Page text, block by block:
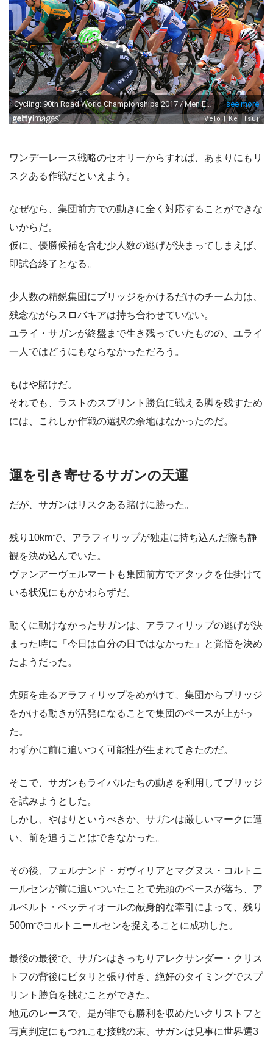
ワンデーレース戦略のセオリーからすれば、あまりにもリ
スクある作戦だといえよう。
なぜなら、集団前方での動きに全く対応することができな
いからだ。
仮に、優勝候補を含む少人数の逃げが決まってしまえば、
即試合終了となる。
少人数の精鋭集団にブリッジをかけるだけのチーム力は、
残念ながらスロバキアは持ち合わせていない。
ユライ・サガンが終盤まで生き残っていたものの、ユライ
一人ではどうにもならなかっただろう。
もはや賭けだ。
それでも、ラストのスプリント勝負に戦える脚を残すため
には、これしか作戦の選択の余地はなかったのだ。
運を引き寄せるサガンの天運
だが、サガンはリスクある賭けに勝った。
残り10kmで、アラフィリップが独走に持ち込んだ際も静
観を決め込んでいた。
ヴァンアーヴェルマートも集団前方でアタックを仕掛けて
いる状況にもかかわらずだ。
動くに動けなかったサガンは、アラフィリップの逃げが決
まった時に「今日は自分の日ではなかった」と覚悟を決め
たようだった。
先頭を走るアラフィリップをめがけて、集団からブリッジ
をかける動きが活発になることで集団のペースが上がっ
た。
わずかに前に追いつく可能性が生まれてきたのだ。
そこで、サガンもライバルたちの動きを利用してブリッジ
を試みようとした。
しかし、やはりというべきか、サガンは厳しいマークに遭
い、前を追うことはできなかった。
その後、フェルナンド・ガヴィリアとマグヌス・コルトニ
ールセンが前に追いついたことで先頭のペースが落ち、ア
ルベルト・ベッティオールの献身的な牽引によって、残り
500mでコルトニールセンを捉えることに成功した。
最後の最後で、サガンはきっちりアレクサンダー・クリス
トフの背後にピタリと張り付き、絶好のタイミングでスプ
リント勝負を挑むことができた。
地元のレースで、是が非でも勝利を収めたいクリストフと
写真判定にもつれこむ接戦の末、サガンは見事に世界選3